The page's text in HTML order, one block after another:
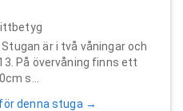
är i två våningar och
På övervåning finns ett
s...
denna stuga →